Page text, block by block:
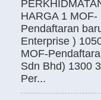
HARGA 1 MOF-
Pendaftaran
Enterprise )
MOF-
Sdn Bhd) 1300
Per...